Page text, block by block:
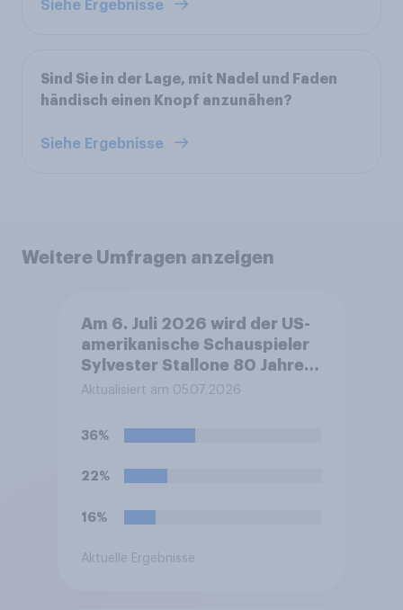
Siehe Ergebnisse
Sind Sie in der Lage, mit Nadel und Faden
händisch einen Knopf anzunähen?
Siehe Ergebnisse
Weitere Umfragen anzeigen
Am 6. Juli 2026 wird der US-
amerikanische Schauspieler
Sylvester Stallone 80 Jahre
alt. Welche Meinung haben
Sylvester Stallone?
Aktualisiert am 05.07.2026
36%
22%
16%
Aktuelle Ergebnisse